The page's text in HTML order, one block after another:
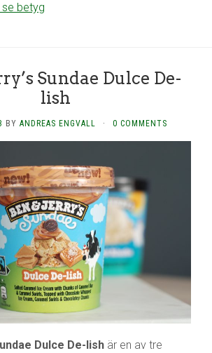
se betyg
Sundae Dulce De-
lish
BY ANDREAS ENGVALL · 0 COMMENTS
Dulce De-lish är en av tre